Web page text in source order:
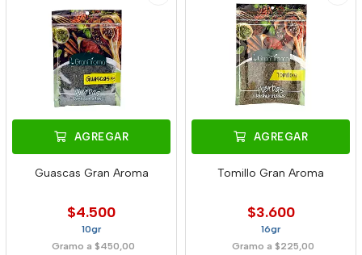
AGREGAR
Guascas Gran Aroma
$4.500
10gr
Gramo a $450,00
AGREGAR
Tomillo Gran Aroma
$3.600
16gr
Gramo a $225,00